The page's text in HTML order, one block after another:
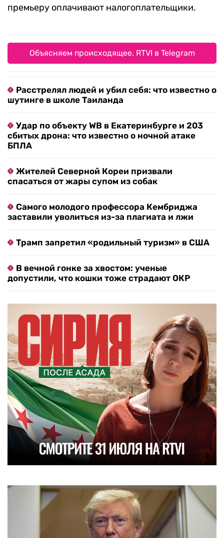
премьеру оплачивают налогоплательщики.
Объясняем происходящее. RTVI в Telegram
Расстрелял людей и убил себя: что известно о
шутинге в школе Таиланда
Удар по объекту WB в Екатеринбурге и 203
сбитых дрона: что известно о ночной атаке
БПЛА
Жителей Северной Кореи призвали
спасаться от жары супом из собак
Самого молодого профессора Кембриджа
заставили уволиться из-за плагиата и лжи
Трамп запретил «родильный туризм» в США
В вечной гонке за хвостом: ученые
допустили, что кошки тоже страдают ОКР